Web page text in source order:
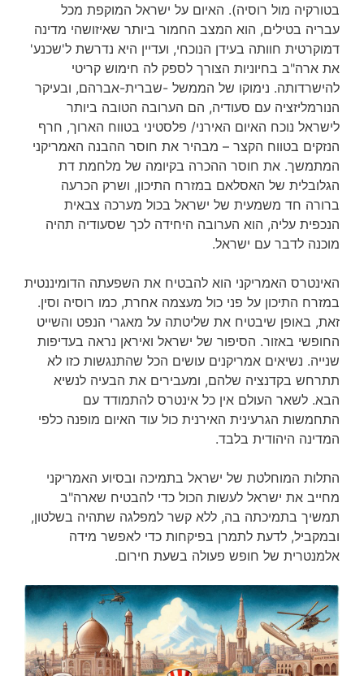
בטורקיה מול רוסיה). האיום על ישראל המוקפת מכל
עבריה בטילים, הוא המצב החמור ביותר שאיזושהי מדינה
דמוקרטית חוותה בעידן הנוכחי, ועדיין היא נדרשת ל'שכנע'
את ארה"ב בחיוניות הצורך לספק לה חימוש קריטי
להישרדותה. נימוקו של הממשל -שברית-אברהם, ובעיקר
הנורמליזציה עם סעודיה, הם הערובה הטובה ביותר
לישראל נוכח האיום האירני/ פלסטיני בטווח הארוך, חרף
הנזקים בטווח הקצר – מבהיר את חוסר ההבנה האמריקני
המתמשך. את חוסר ההכרה בקיומה של מלחמת דת
הגלובלית של האסלאם במזרח התיכון, ושרק הכרעה
ברורה חד משמעית של ישראל בכול מערכה צבאית
הנכפית עליה, הוא הערובה היחידה לכך שסעודיה תהיה
מוכנה לדבר עם ישראל.
האינטרס האמריקני הוא להבטיח את השפעתה הדומיננטית
במזרח התיכון על פני כול מעצמה אחרת, כמו רוסיה וסין.
זאת, באופן שיבטיח את שליטתה על מאגרי הנפט והשייט
החופשי באזור. הסיפור של ישראל ואיראן נראה בעדיפות
שנייה. נשיאים אמריקנים עושים הכל שהתנגשות כזו לא
תתרחש בקדנציה שלהם, ומעבירים את הבעיה לנשיא
הבא. לשאר העולם אין כל אינטרס להתמודד עם
התחמשות הגרעינית האירנית כול עוד האיום מופנה כלפי
המדינה היהודית בלבד.
התלות המוחלטת של ישראל בתמיכה ובסיוע האמריקני
מחייב את ישראל לעשות הכול כדי להבטיח שארה"ב
תמשיך בתמיכתה בה, ללא קשר למפלגה שתהיה בשלטון,
ובמקביל, לדעת לתמרן בפיקחות כדי לאפשר מידה
אלמנטרית של חופש פעולה בשעת חירום.